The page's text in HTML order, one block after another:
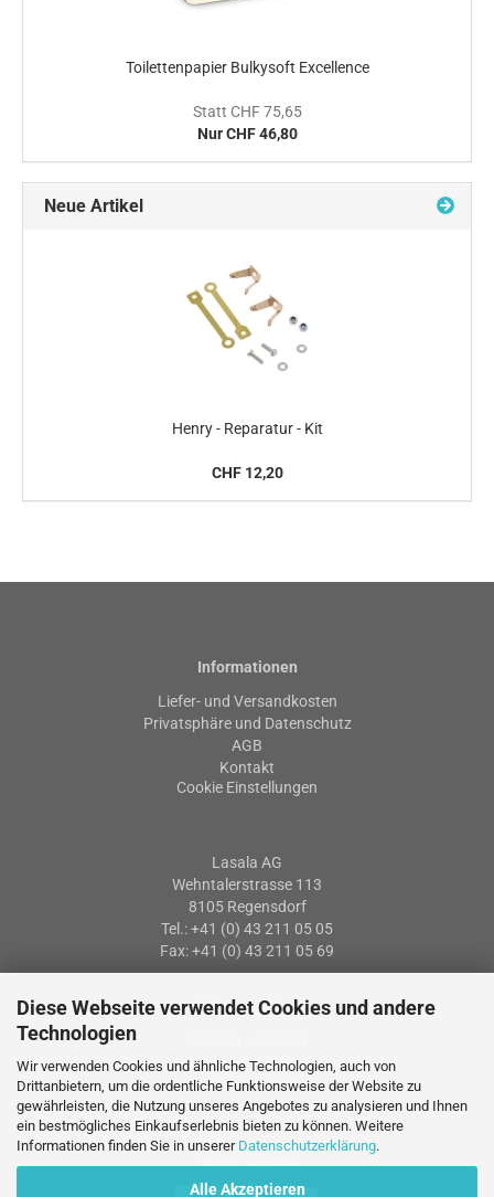
Diese Webseite verwendet Cookies und andere
Technologien
Wir verwenden Cookies und ähnliche Technologien, auch von
Drittanbietern, um die ordentliche Funktionsweise der Website zu
gewährleisten, die Nutzung unseres Angebotes zu analysieren und Ihnen
ein bestmögliches Einkaufserlebnis bieten zu können. Weitere
Informationen finden Sie in unserer Datenschutzerklärung.
Alle Akzeptieren
Toilettenpapier Bulkysoft Excellence
Statt CHF 75,65
Nur CHF 46,80
Neue Artikel
Henry - Reparatur - Kit
CHF 12,20
Informationen
Liefer- und Versandkosten
Privatsphäre und Datenschutz
AGB
Kontakt
Cookie Einstellungen
Lasala AG
Wehntalerstrasse 113
8105 Regensdorf
Tel.: +41 (0) 43 211 05 05
Fax: +41 (0) 43 211 05 69
Öffnungszeiten
07: 30 – 12:00 Uhr
13:15 – 17:15 Uhr